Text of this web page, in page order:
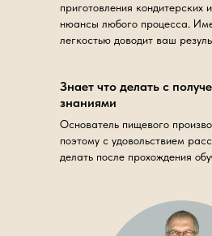
приготовления кондитерских
нюансы любого процесса.
легкостью доводит ваш
Основатель пищевого
поэтому с удовольствием
делать после прохождения
Знает что делать с
знаниями